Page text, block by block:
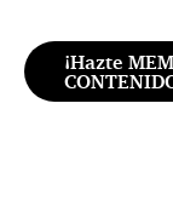
¡Hazte